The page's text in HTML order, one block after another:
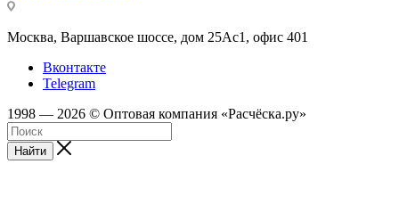
Москва, Варшавское шоссе, дом 25Аc1, офис 401
Вконтакте
Telegram
1998 — 2026 © Оптовая компания «Расчёска.ру»
Найти